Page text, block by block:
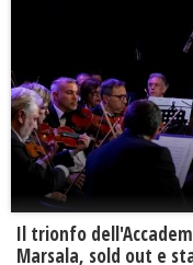
Il trionfo
Marsala, sold out e